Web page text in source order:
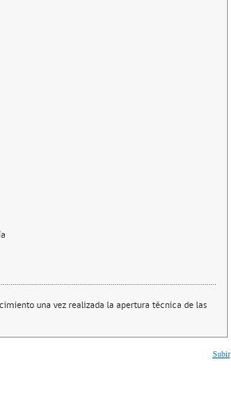
una vez realizada la apertura técnica de las
Subir